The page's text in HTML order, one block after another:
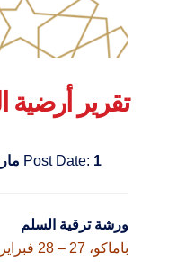
تقرير
Post Date: 1 مارس 2018
ورشة ترقية السلم
باماكو، 27 – 28 فبراير2018